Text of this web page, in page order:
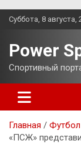
Перейти
Суббота, 8 августа,
Power
Спортивный
Главная
Футбол
«ПСЖ»